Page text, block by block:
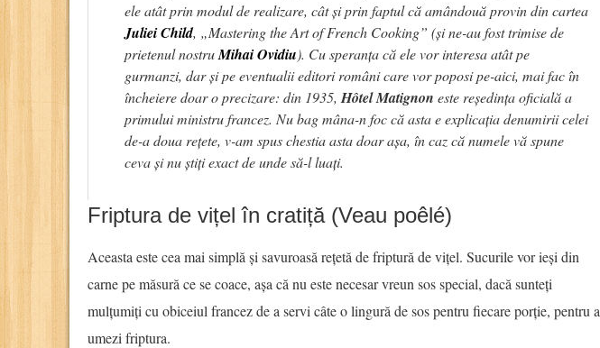
ele atât prin modul de realizare, cât și prin faptul că amândouă provin din cartea
Juliei Child, „Mastering the Art of French Cooking” (și ne-au fost trimise de
prietenul nostruMihai Ovidiu). Cu speranța că ele vor interesa atât pe
gurmanzi, dar și pe eventualii editori români care vor poposi pe-aici, mai fac în
încheiere doar o precizare: din 1935, Hôtel Matignon este reședința oficială a
primului ministru francez. Nu bag mâna-n foc că asta e explicația denumirii celei
de-a doua rețete, v-am spus chestia asta doar așa, în caz că numele vă spune
ceva și nu știți exact de unde să-l luați.
Friptura de vițel în cratiță (Veau poêlé)
Aceasta este cea mai simplă și savuroasă rețetă de friptură de vițel. Sucurile vor ieși din
carne pe măsură ce se coace, așa că nu este necesar vreun sos special, dacă sunteți
mulțumiți cu obiceiul francez de a servi câte o lingură de sos pentru fiecare porție, pentru a
umezi friptura.